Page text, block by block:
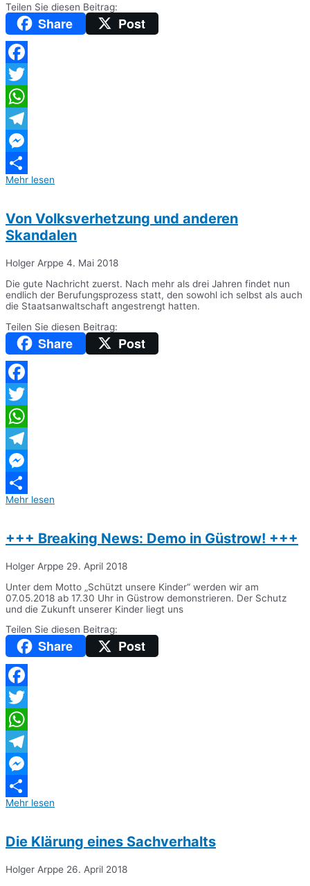
Teilen Sie diesen Beitrag:
Share Post
Facebook
Twitter
WhatsApp
Telegram
Messenger
Teilen
Mehr lesen
Von Volksverhetzung und anderen
Skandalen
Holger Arppe 4. Mai 2018
Die gute Nachricht zuerst. Nach mehr als drei Jahren findet nun
endlich der Berufungsprozess statt, den sowohl ich selbst als auch
die Staatsanwaltschaft angestrengt hatten.
Teilen Sie diesen Beitrag:
Share Post
Facebook
Twitter
WhatsApp
Telegram
Messenger
Teilen
Mehr lesen
+++ Breaking News: Demo in Güstrow! +++
Holger Arppe 29. April 2018
Unter dem Motto „Schützt unsere Kinder“ werden wir am
07.05.2018 ab 17.30 Uhr in Güstrow demonstrieren. Der Schutz
und die Zukunft unserer Kinder liegt uns
Teilen Sie diesen Beitrag:
Share Post
Facebook
Twitter
WhatsApp
Telegram
Messenger
Teilen
Mehr lesen
Die Klärung eines Sachverhalts
Holger Arppe 26. April 2018